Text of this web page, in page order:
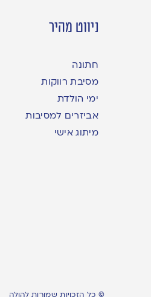
ניווט מהיר
חתונה
מסיבת רווקות
ימי הולדת
אביזרים למסיבות
מיתוג אישי
© כל הזכויות שמורות להולה